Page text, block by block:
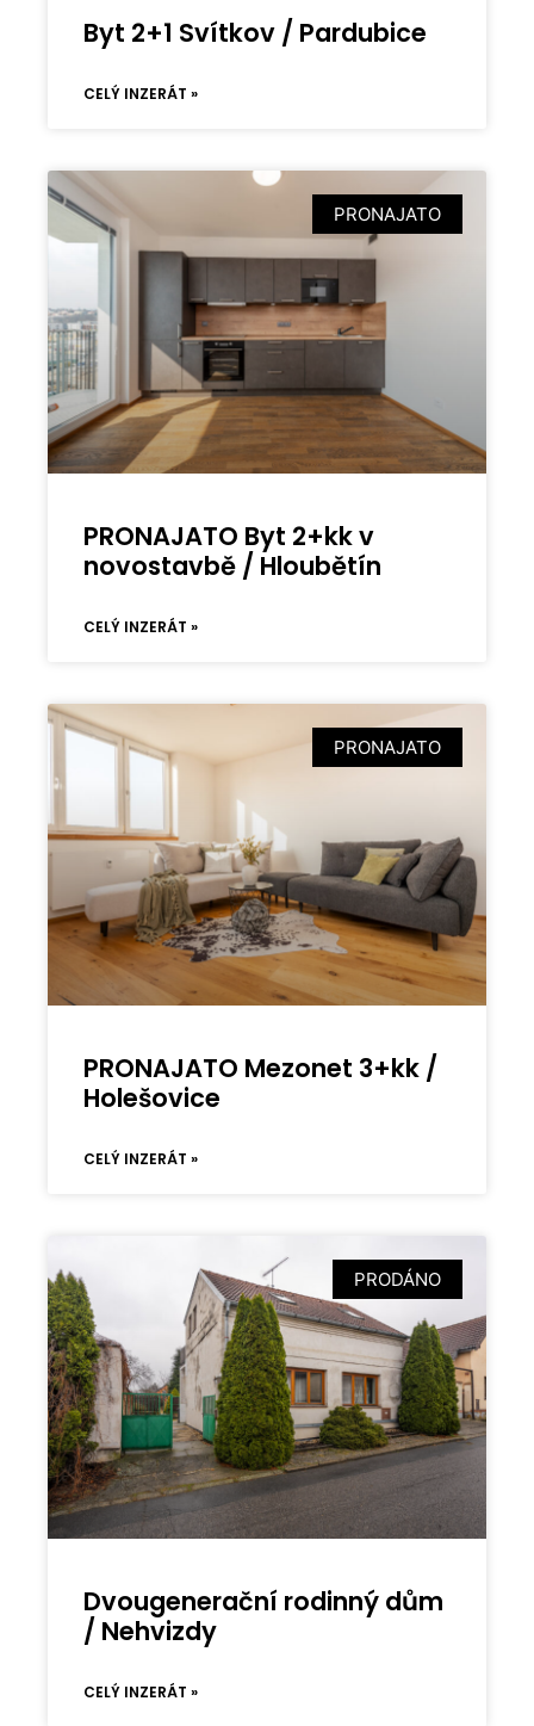
Byt 2+1 Svítkov / Pardubice
CELÝ INZERÁT »
PRONAJATO
PRONAJATO Byt 2+kk v
novostavbě / Hloubětín
CELÝ INZERÁT »
PRONAJATO
PRONAJATO Mezonet 3+kk /
Holešovice
CELÝ INZERÁT »
PRODÁNO
Dvougenerační rodinný dům
/ Nehvizdy
CELÝ INZERÁT »